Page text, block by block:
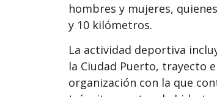
hombres y mujeres,
y 10 kilómetros.
La actividad deportiva
la Ciudad Puerto, trayecto
organización con la que